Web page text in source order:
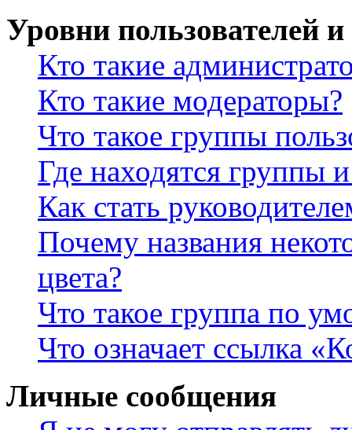
Уровни пользователей
Кто такие
Кто такие модераторы?
Что такое группы
Где находятся группы
Как стать
Почему названия
цвета?
Что такое группа по
Что означает ссылка
Личные сообщения